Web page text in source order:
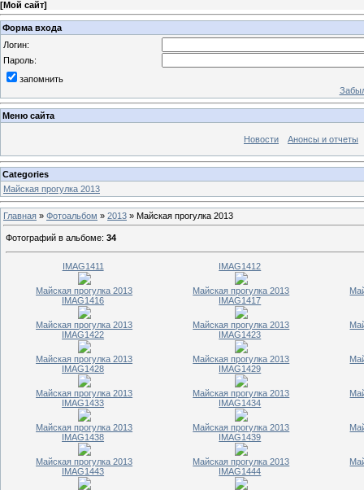
[Мой сайт]
Форма входа
Логин:
Пароль:
запомнить
Меню сайта
Новости Анонсы и отчеты
Categories
Майская прогулка 2013
Главная » Фотоальбом » 2013 » Майская прогулка 2013
Фотографий в альбоме: 34
IMAG1411
Майская прогулка 2013
IMAG1412
Майская прогулка 2013
IMAG1416
Майская прогулка 2013
IMAG1417
Майская прогулка 2013
IMAG1422
Майская прогулка 2013
IMAG1423
Майская прогулка 2013
IMAG1428
Майская прогулка 2013
IMAG1429
Майская прогулка 2013
IMAG1433
Майская прогулка 2013
IMAG1434
Майская прогулка 2013
IMAG1438
Майская прогулка 2013
IMAG1439
Майская прогулка 2013
IMAG1443
IMAG1444